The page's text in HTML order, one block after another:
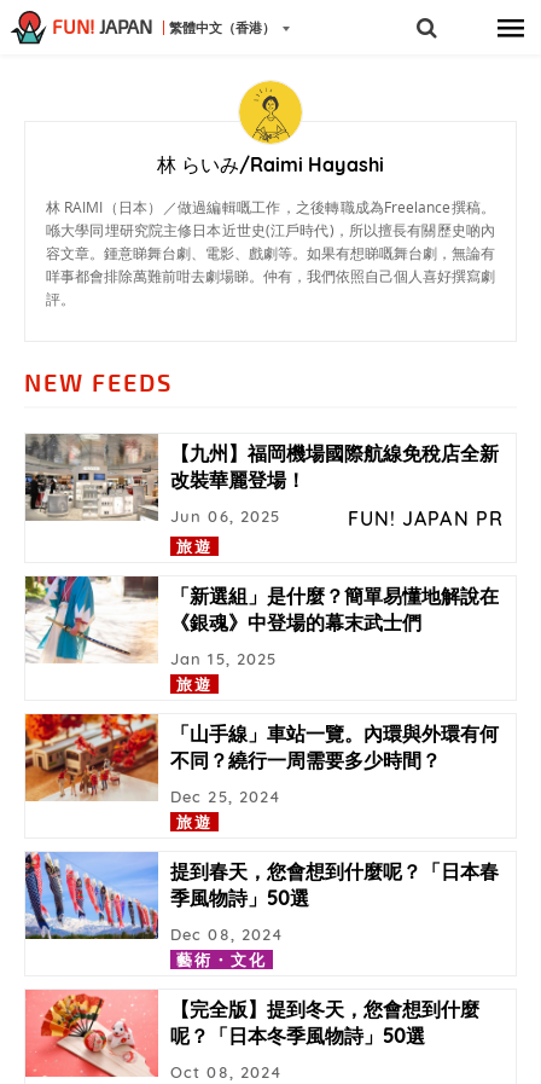
FUN! JAPAN 繁體中文（香港）
林 らいみ/Raimi Hayashi
林 RAIMI（日本）／做過編輯嘅工作，之後轉職成為Freelance撰稿。
喺大學同埋研究院主修日本近世史(江戶時代)，所以擅長有關歷史啲內
容文章。鍾意睇舞台劇、電影、戲劇等。如果有想睇嘅舞台劇，無論有
咩事都會排除萬難前咁去劇場睇。仲有，我們依照自己個人喜好撰寫劇
評。
NEW FEEDS
【九州】福岡機場國際航線免稅店全新
改裝華麗登場！
旅遊
Jun 06, 2025 FUN! JAPAN PR
「新選組」是什麼？簡單易懂地解說在
《銀魂》中登場的幕末武士們
旅遊
Jan 15, 2025
「山手線」車站一覽。內環與外環有何
不同？繞行一周需要多少時間？
旅遊
Dec 25, 2024
提到春天，您會想到什麼呢？「日本春
季風物詩」50選
藝術・文化
Dec 08, 2024
【完全版】提到冬天，您會想到什麼
呢？「日本冬季風物詩」50選
Oct 08, 2024